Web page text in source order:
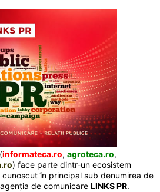
informateca.ro, agroteca.ro,
) face parte dintr-un ecosistem
în principal sub denumirea de
de comunicare LINKS PR.